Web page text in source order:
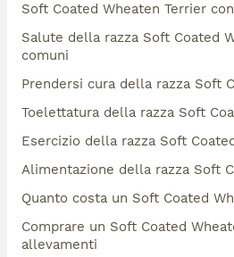
Soft Coated Wheaten Terrier
Salute della razza Soft Coated
comuni
Prendersi cura della razza Soft
Toelettatura della razza Soft
Esercizio della razza Soft
Alimentazione della razza Soft
Quanto costa un Soft Coated
Comprare un Soft Coated
allevamenti